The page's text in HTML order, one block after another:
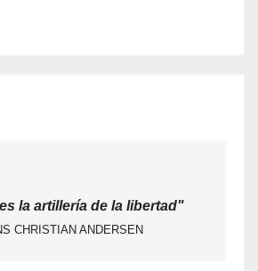
la artillería de la libertad"
CHRISTIAN ANDERSEN